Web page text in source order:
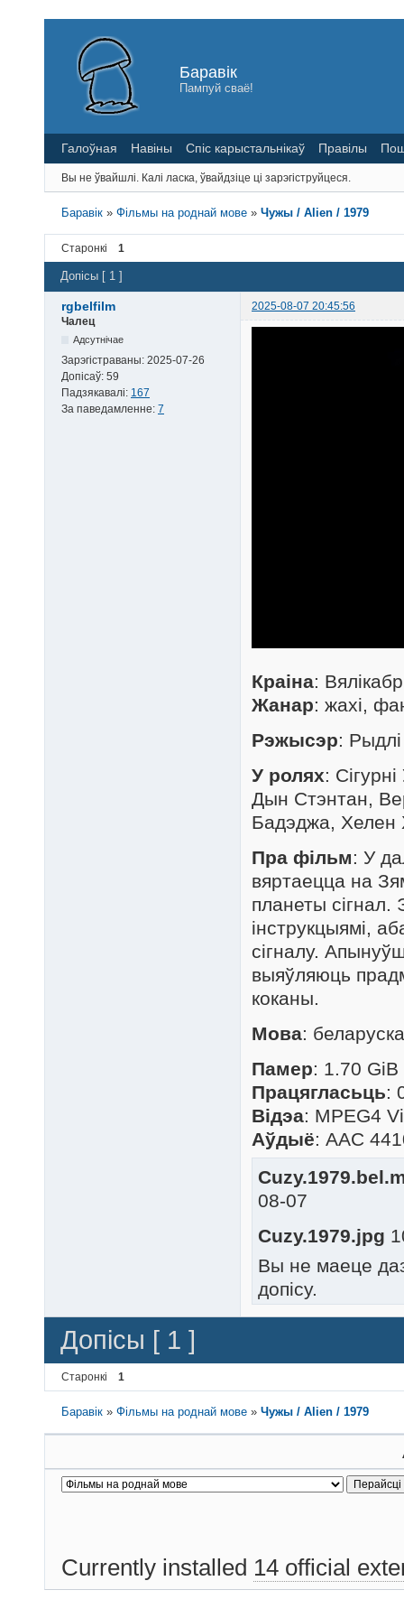
Баравік
Пампуй сваё!
Галоўная Навіны Спіс карыстальнікаў Правілы
Вы не ўвайшлі. Калі ласка, ўвайдзіце ці зарэгіструйцеся.
Баравік »Фільмы на роднай мове »Чужы / Alien / 1979
Старонкі 1
Допісы [ 1 ]
rgbelfilm
2025-08-07 20:45:56
Чалец
Адсутнічае
Зарэгістраваны: 2025-07-26
Допісаў: 59
Падзякавалі: 167
За паведамленне: 7
Краіна:
Жанар: жахі,
Рэжысэр:
У ролях:
Дын Стэнтан,
Бадэджа, Хелен
Пра фільм: У
вяртаецца на
планеты сігнал.
інструкцыямі,
сігналу.
выяўляюць
коканы.
Мова:
Памер: 1.70 GiB
Працягласьць:
Відэа: MPEG4
Аўдыё: AAC
08-07
Cuzy.1979.jpg
Вы не маеце
допісу.
Допісы [ 1 ]
Старонкі 1
Баравік »Фільмы на роднай мове »Чужы / Alien / 1979
Currently installed 14 official